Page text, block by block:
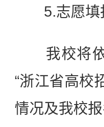
5.志愿填
我校将依
“浙江省高校
情况及我校